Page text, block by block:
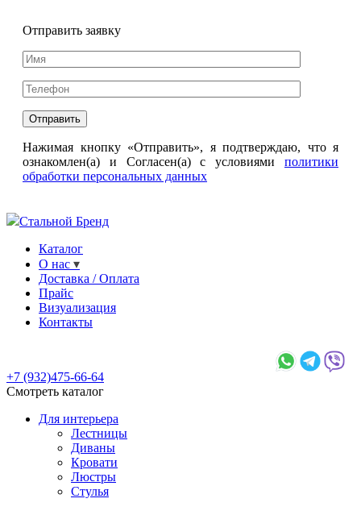
Отправить заявку
Нажимая кнопку «Отправить», я подтверждаю, что я
ознакомлен(а) и Согласен(а) с условиями политики
обработки персональных данных
Стальной Бренд
Каталог
О нас
Доставка / Оплата
Прайс
Визуализация
Контакты
+7 (932)475-66-64
Смотреть каталог
Для интерьера
Лестницы
Диваны
Кровати
Люстры
Стулья